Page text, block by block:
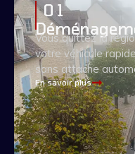
0 1
Vous quittez la
votre véhicule
sans attache
En savoir plus